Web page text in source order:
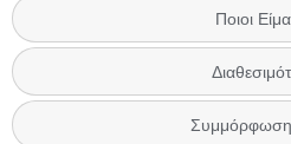
Ποιοι
Συμμόρφωση